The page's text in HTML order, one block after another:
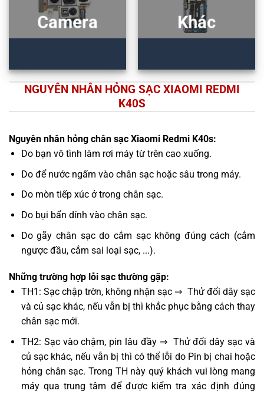
Camera Khác
NGUYÊN NHÂN HỎNG SẠC XIAOMI REDMI
K40S
Nguyên nhân hỏng chân sạc Xiaomi Redmi K40s:
Do bạn vô tình làm rơi máy từ trên cao xuống.
Do để nước ngấm vào chân sạc hoặc sâu trong máy.
Do mòn tiếp xúc ở trong chân sạc.
Do bụi bẩn dính vào chân sạc.
Do gãy chân sạc do cắm sạc không đúng cách (cắm
ngược đầu, cắm sai loại sạc, ...).
Những trường hợp lỗi sạc thường gặp:
TH1: Sạc chập trờn, không nhận sạc ⇒ Thử đổi dây sạc
và củ sạc khác, nếu vẫn bị thì khắc phục bằng cách thay
chân sạc mới.
TH2: Sạc vào chậm, pin lâu đầy ⇒ Thử đổi dây sạc và
củ sạc khác, nếu vẫn bị thì có thể lỗi do Pin bị chai hoặc
hỏng chân sạc. Trong TH này quý khách vui lòng mang
máy qua trung tâm để được kiểm tra xác định đúng